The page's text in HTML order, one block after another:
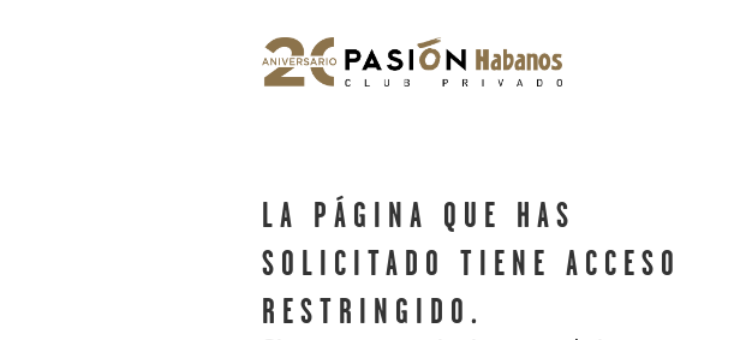
LA PÁGINA QUE HAS
SOLICITADO TIENE ACCESO
RESTRINGIDO.